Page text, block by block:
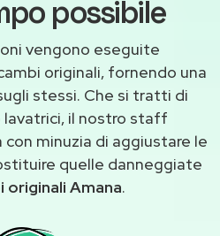
possibile
vengono eseguite
originali, fornendo una
stessi. Che si tratti di
il nostro staff
minuzia di aggiustare le
quelle danneggiate
originali Amana.